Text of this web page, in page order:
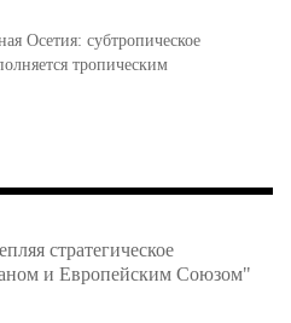
Осетия: субтропическое
тропическим
стратегическое
и Европейским Союзом"